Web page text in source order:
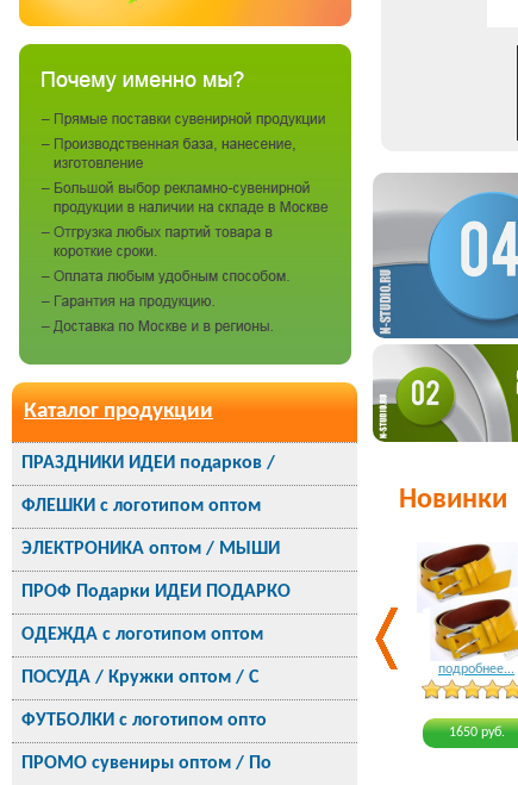
Каталог продукции
ПРАЗДНИКИ ИДЕИ подарков /
ФЛЕШКИ с логотипом оптом
ЭЛЕКТРОНИКА оптом / МЫШИ
ПРОФ Подарки ИДЕИ ПОДАРКО
ОДЕЖДА с логотипом оптом
ПОСУДА / Кружки оптом / С
ФУТБОЛКИ с логотипом опто
ПРОМО сувениры оптом / По
Новинки
подробнее...
1650 руб.